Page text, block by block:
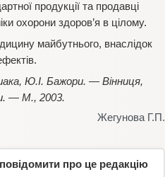
продукції та продавці
охорони здоров’я в цілому.
майбутнього, внаслідок
Ю.І. Бажори. — Вінниця,
— М., 2003.
Жегунова Г.П.
про це редакцію